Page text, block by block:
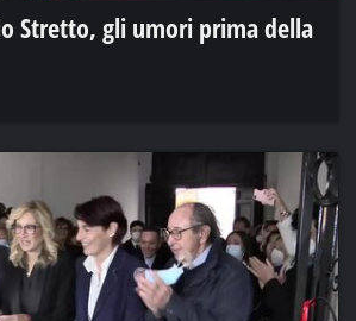
Stretto, gli umori prima della